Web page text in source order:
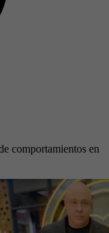
comportamientos en